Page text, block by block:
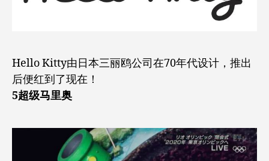
Hello Kitty由日本三丽鸥公司在70年代设计，推出
后便红到了现在！
5超级马里奥